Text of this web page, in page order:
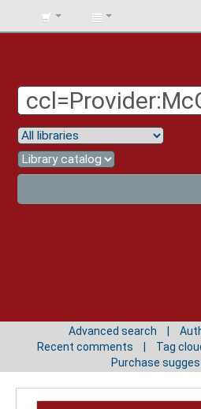
BIBLIOTECA
Advanced search
Recent comments
Tag
Purchase